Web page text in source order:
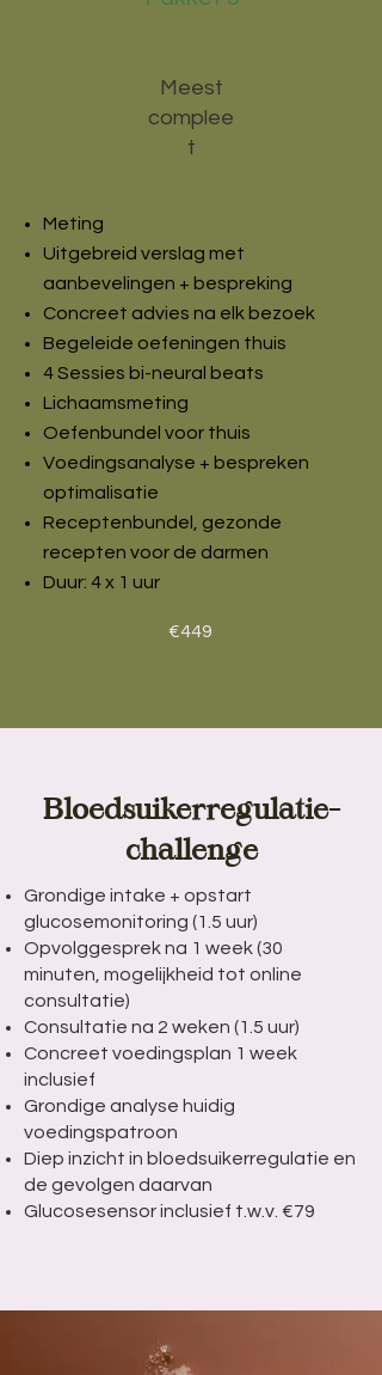
Meest
complee
t
Meting
Uitgebreid verslag met
aanbevelingen + bespreking
Concreet advies na elk bezoek
Begeleide oefeningen thuis
4 Sessies bi-neural beats
Lichaamsmeting
Oefenbundel voor thuis
Voedingsanalyse + bespreken
optimalisatie
Receptenbundel, gezonde
recepten voor de darmen
Duur: 4 x 1 uur
€449
Bloedsuikerregulatie-
challenge
Grondige intake + opstart
glucosemonitoring (1.5 uur)
Opvolggesprek na 1 week (30
minuten, mogelijkheid tot online
consultatie)
Consultatie na 2 weken (1.5 uur)
Concreet voedingsplan 1 week
inclusief
Grondige analyse huidig
voedingspatroon
Diep inzicht in bloedsuikerregulatie en
de gevolgen daarvan
Glucosesensor inclusief t.w.v. €79